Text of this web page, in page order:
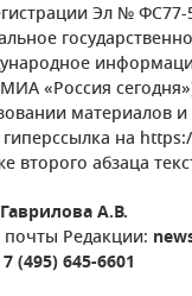
Эл № ФС77-
«Россия
материалов и
на
второго абзаца
Гаврилова А.В.
Редакции:
7 (495) 645-6601